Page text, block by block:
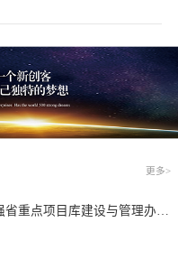
更多>